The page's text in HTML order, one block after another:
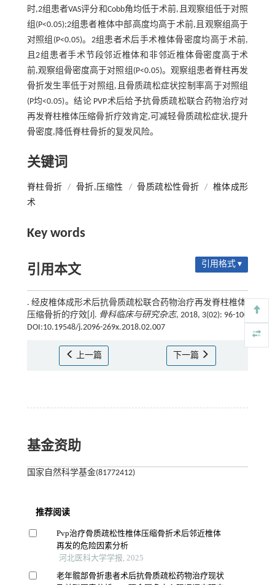
时,2组患者VAS评分和Cobb角均低于术前,且观察组低于对照
组(P<0.05);2组患者椎体中部高度均高于术前,且观察组高于
对照组(P<0.05)。2组患者术后手术椎体骨密度均高于术前,
且2组患者手术节段邻近椎体和非邻近椎体骨密度高于术
前,观察组骨密度高于对照组(P<0.05)。观察组患者脊柱再发
骨折发生率低于对照组,且骨质疏松症状控制率高于对照组
(P均<0.05)。结论 PVP术后给予抗骨质疏松联合药物治疗对
再发脊柱椎体压缩骨折疗效肯定,可减轻骨质疏松症状,提升
骨密度,降低脊柱骨折的复发风险。
关键词
脊柱骨折 / 骨折,压缩性 / 骨质疏松性骨折 / 椎体成形
术
Key words
引用本文 引用格式 ▾
. 经皮椎体成形术后抗骨质疏松联合药物治疗再发脊柱椎体
压缩骨折的疗效[J]. 骨科临床与研究杂志, 2018, 3(02): 96-100
DOI:10.19548/j.2096-269x.2018.02.007
上一篇 下一篇
基金资助
国家自然科学基金(81772412)